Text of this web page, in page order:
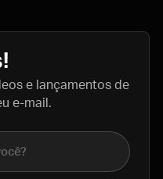
e lançamentos de
e-mail.